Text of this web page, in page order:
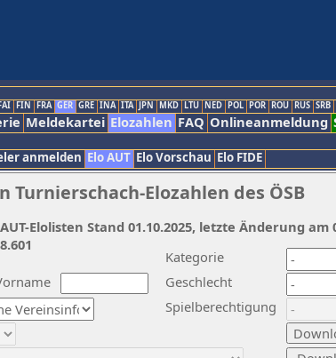
FIN FRA GER GRE INA ITA JPN MKD LTU NED POL POR ROU RUS SRB
Meldekartei Elozahlen FAQ Onlineanmeldung
anmelden Elo AUT Elo Vorschau Elo FIDE
Elozahlen des ÖSB
Kategorie
Geschlecht
Spielberechtigung
AUT-Elolisten Stand 01.10.2025, letzte Änderung
8.601